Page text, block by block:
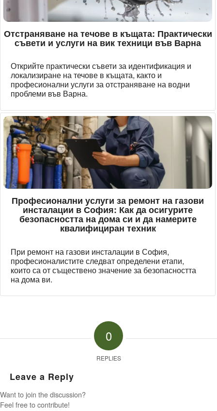
Отстраняване на течове в къщата: Практически
съвети и услуги на вик техници във Варна
Открийте практически съвети за идентификация и
локализиране на течове в къщата, както и
професионални услуги за отстраняване на водни
проблеми във Варна.
Професионални услуги за ремонт на газови
инсталации в София: Как да осигурите
безопасността на дома си и да намерите
квалифициран техник
При ремонт на газови инсталации в София,
професионалистите следват определени етапи,
които са от съществено значение за безопасността
на дома ви.
0
REPLIES
Leave a Reply
Want to join the discussion?
Feel free to contribute!